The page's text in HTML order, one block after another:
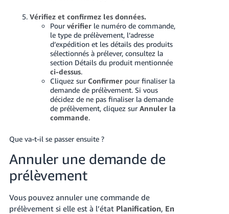
Vérifiez et confirmez les données.
Pour vérifierle numéro de commande,
le type de prélèvement, l’adresse
d’expédition et les détails des produits
sélectionnés à prélever, consultez la
section Détails du produit mentionnée
ci-dessus.
Cliquez sur Confirmerpour finaliser la
demande de prélèvement. Si vous
décidez de ne pas finaliser la demande
de prélèvement, cliquez sur Annuler la
commande.
Que va-t-il se passer ensuite ?
Annuler une demande de
prélèvement
Vous pouvez annuler une commande de
prélèvement si elle est à l’état Planification, En